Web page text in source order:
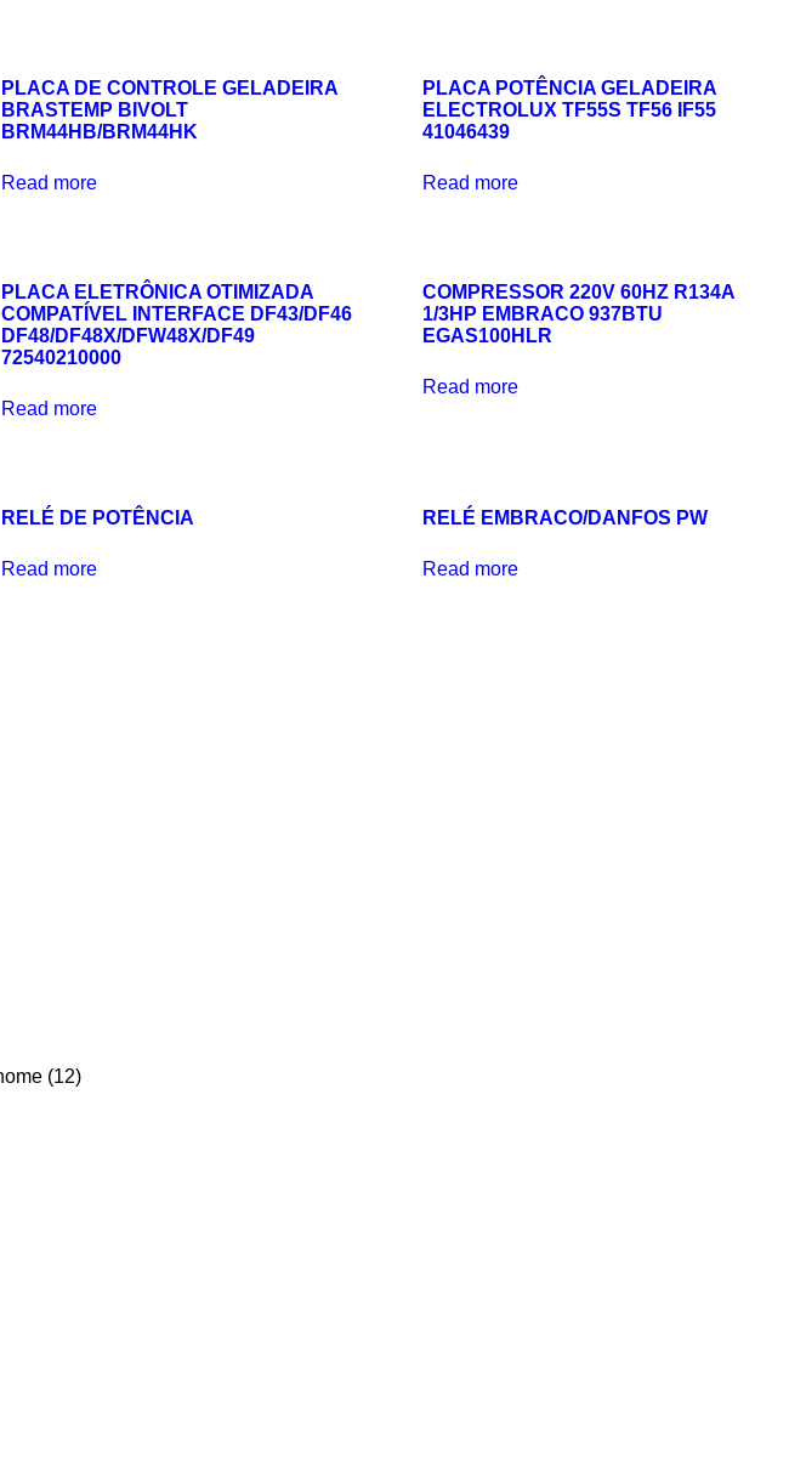
PLACA DE CONTROLE GELADEIRA
BRASTEMP BIVOLT
BRM44HB/BRM44HK
Read more
PLACA POTÊNCIA GELADEIRA
ELECTROLUX TF55S TF56 IF55
41046439
Read more
PLACA ELETRÔNICA OTIMIZADA
COMPATÍVEL INTERFACE DF43/DF46
DF48/DF48X/DFW48X/DF49
72540210000
Read more
COMPRESSOR 220V 60HZ R134A
1/3HP EMBRACO 937BTU
EGAS100HLR
Read more
RELÉ DE POTÊNCIA
Read more
RELÉ EMBRACO/DANFOS PW
Read more